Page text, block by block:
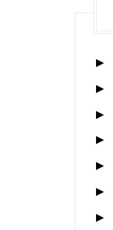
►
►
►
►
►
►
►